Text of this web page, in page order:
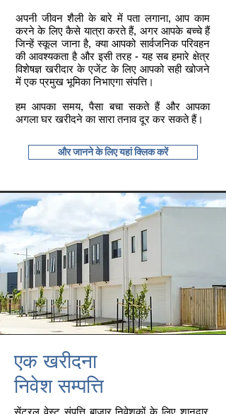
अपनी जीवन शैली के बारे में पता लगाना, आप काम
करने के लिए कैसे यात्रा करते हैं, अगर आपके बच्चे हैं
जिन्हें स्कूल जाना है, क्या आपको सार्वजनिक परिवहन
की आवश्यकता है और इसी तरह - यह सब हमारे क्षेत्र
विशेषज्ञ खरीदार के एजेंट के लिए आपको सही खोजने
में एक प्रमुख भूमिका निभाएगा संपत्ति।
हम आपका समय, पैसा बचा सकते हैं और आपका
अगला घर खरीदने का सारा तनाव दूर कर सकते हैं।
और जानने के लिए यहां क्लिक करें
एक खरीदना
निवेश सम्पत्ति
सेंट्रल वेस्ट संपत्ति बाजार निवेशकों के लिए शानदार